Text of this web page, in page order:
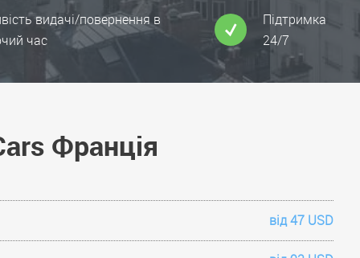
видачі/повернення в
час
Підтримка
24/7
Франція
від 47 USD